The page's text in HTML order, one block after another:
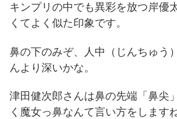
キンプリの中でも異彩を放つ岸優
くてよく似た印象です。
鼻の下のみぞ、人中（じんちゅう
んより深いかな。
津田健次郎さんは鼻の先端「鼻尖
く魔女っ鼻なんて言い方をしますね